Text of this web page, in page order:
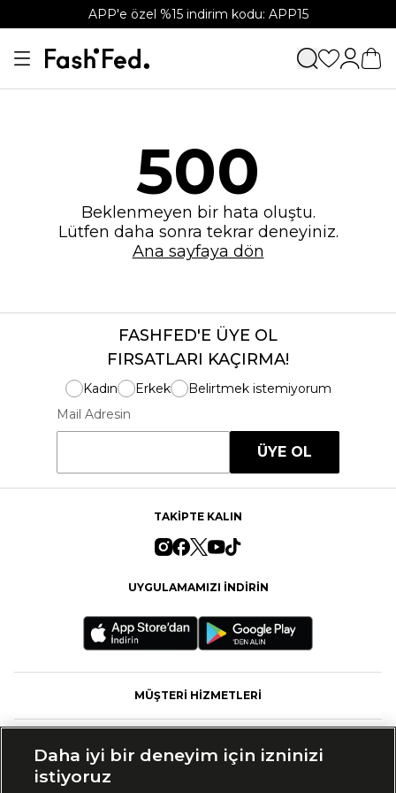
APP'e özel %15 indirim kodu: APP15
500
Beklenmeyen bir hata oluştu.
Lütfen daha sonra tekrar deneyiniz.
Ana sayfaya dön
FASHFED'E ÜYE OL
FIRSATLARI KAÇIRMA!
Kadın Erkek
Belirtmek istemiyorum
Mail Adresin
ÜYE OL
TAKİPTE KALIN
UYGULAMAMIZI İNDİRİN
MÜŞTERİ HİZMETLERİ
Daha iyi bir deneyim için izninizi
istiyoruz